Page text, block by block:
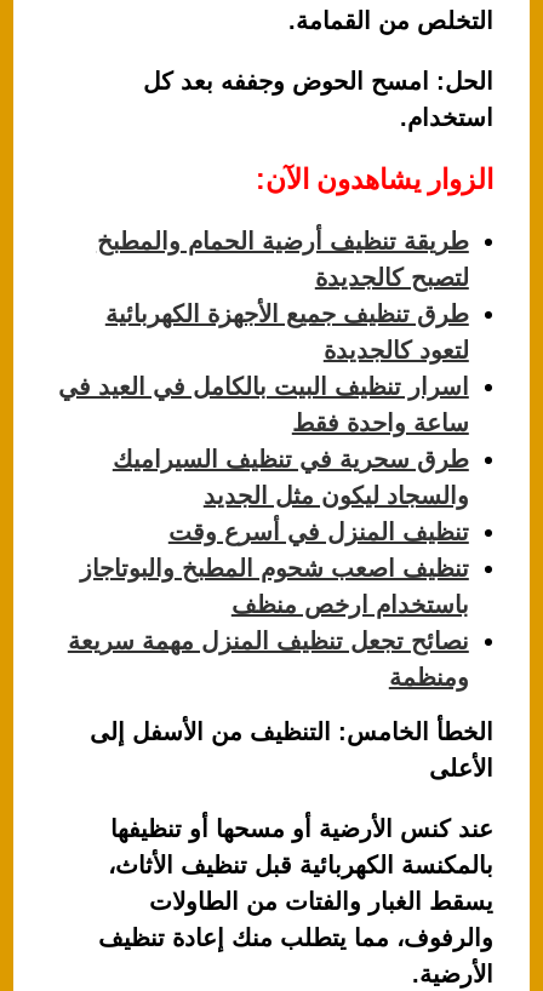
التخلص من القمامة.
الحل: امسح الحوض وجففه بعد كل
استخدام.
الزوار يشاهدون الآن:
طريقة تنظيف أرضية الحمام والمطبخ
لتصبح كالجديدة
طرق تنظيف جميع الأجهزة الكهربائية
لتعود كالجديدة
اسرار تنظيف البيت بالكامل في العيد في
ساعة واحدة فقط
طرق سحرية في تنظيف السيراميك
والسجاد ليكون مثل الجديد
تنظيف المنزل في أسرع وقت
تنظيف اصعب شحوم المطبخ والبوتاجاز
باستخدام ارخص منظف
نصائح تجعل تنظيف المنزل مهمة سريعة
ومنظمة
الخطأ الخامس: التنظيف من الأسفل إلى
الأعلى
عند كنس الأرضية أو مسحها أو تنظيفها
بالمكنسة الكهربائية قبل تنظيف الأثاث،
يسقط الغبار والفتات من الطاولات
والرفوف، مما يتطلب منك إعادة تنظيف
الأرضية.